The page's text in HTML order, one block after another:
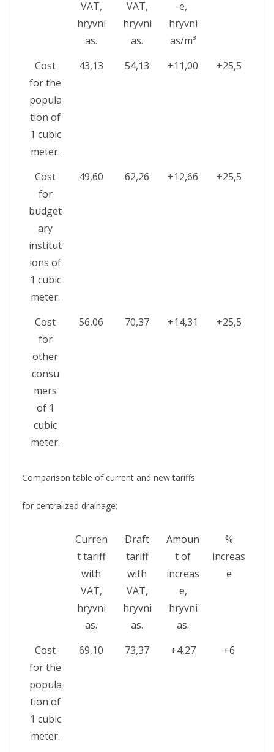
VAT,
hryvni
as.
VAT,
hryvni
as.
e,
hryvni
as/m³
Cost
for the
popula
tion of
1 cubic
meter.
43,13 54,13 +11,00 +25,5
Cost
for
budget
ary
institut
ions of
1 cubic
meter.
49,60 62,26 +12,66 +25,5
Cost
for
other
consu
mers
of 1
cubic
meter.
56,06 70,37 +14,31 +25,5
Comparison table of current and new tariffs
for centralized drainage:
Curren
t tariff
with
VAT,
hryvni
as.
Draft
tariff
with
VAT,
hryvni
as.
Amoun
t of
increas
e,
hryvni
as.
%
increas
e
Cost
for the
popula
tion of
1 cubic
meter.
69,10 73,37 +4,27 +6